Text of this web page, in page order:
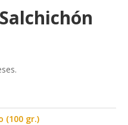
(100 gr.)